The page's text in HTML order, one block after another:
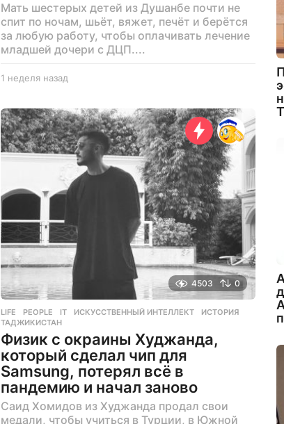
Мать шестерых детей из Душанбе почти не
спит по ночам, шьёт, вяжет, печёт и берётся
за любую работу, чтобы оплачивать лечение
младшей дочери с ДЦП....
1 неделя назад
д
е
л
я
а
д
4503 0
LIFE ,PEOPLE IT ,ИСКУССТВЕННЫЙ ИНТЕЛЛЕКТ ,ИСТОРИЯ
ТАДЖИКИСТАН
Физик с окраины Худжанда,
который сделал чип для
Samsung, потерял всё в
пандемию и начал заново
Саид Хомидов из Худжанда продал свои
медали, чтобы учиться в Турции, в Южной